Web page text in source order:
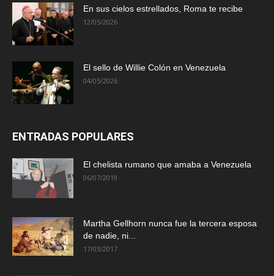
En sus cielos estrellados, Roma te recibe
12/05/2026
El sello de Willie Colón en Venezuela
04/05/2026
ENTRADAS POPULARES
El chelista rumano que amaba a Venezuela
06/07/2019
Martha Gellhorn nunca fue la tercera esposa
de nadie, ni...
17/03/2017